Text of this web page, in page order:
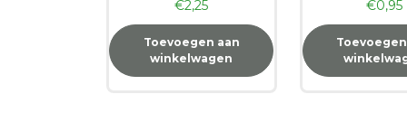
€2,25
Toevoegen aan
winkelwagen
€0,95